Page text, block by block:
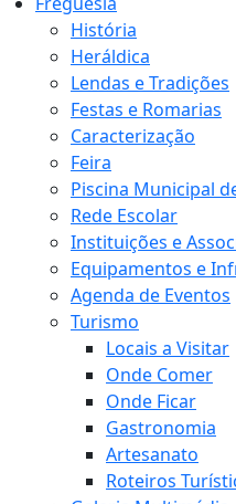
História
Heráldica
Lendas e Tradições
Festas e Romarias
Caracterização
Feira
Piscina Municipal
Rede Escolar
Instituições e
Equipamentos e
Agenda de Eventos
Turismo
Locais a Visitar
Onde Comer
Onde Ficar
Gastronomia
Artesanato
Roteiros